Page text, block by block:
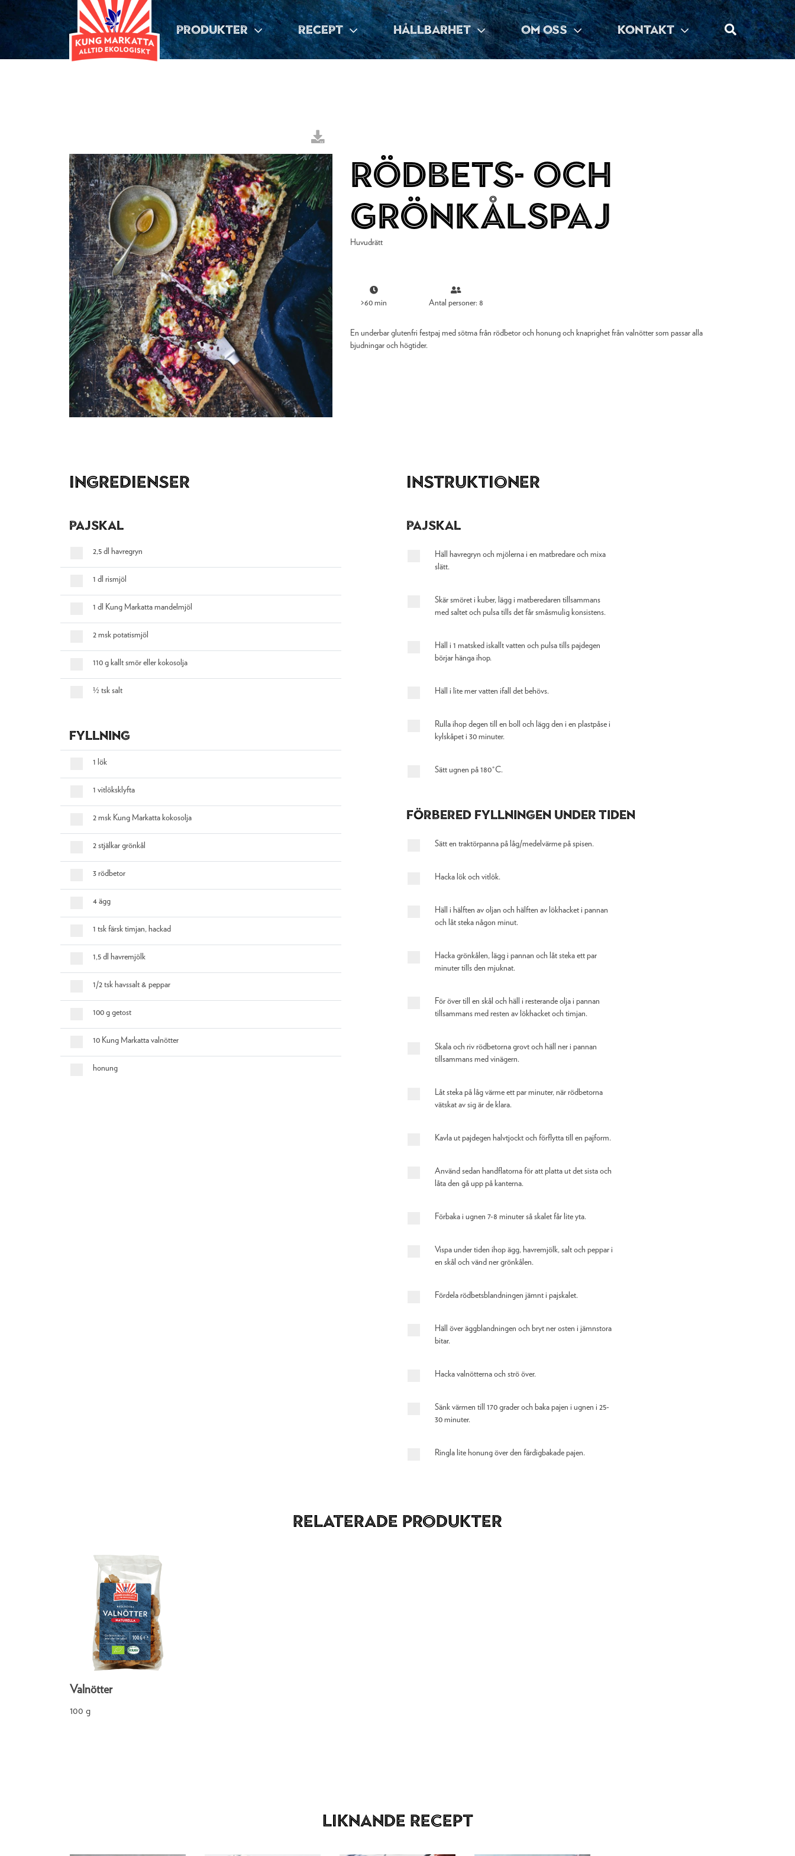
PRODUKTER RECEPT HÅLLBARHET OM OSS KONTAKT
Rödbets- och
grönkålspaj
Huvudrätt
>60 min Antal personer: 8
En underbar glutenfri festpaj med sötma från rödbetor och honung och knaprighet från valnötter som passar alla
bjudningar och högtider.
Ingredienser
Pajskal
2,5 dl havregryn
1 dl rismjöl
1 dl Kung Markatta mandelmjöl
2 msk potatismjöl
110 g kallt smör eller kokosolja
½ tsk salt
Fyllning
1 lök
1 vitlöksklyfta
2 msk Kung Markatta kokosolja
2 stjälkar grönkål
3 rödbetor
4 ägg
1 tsk färsk timjan, hackad
1,5 dl havremjölk
1/2 tsk havssalt & peppar
100 g getost
10 Kung Markatta valnötter
honung
Instruktioner
Pajskal
Häll havregryn och mjölerna i en matbredare och mixa
slätt.
Skär smöret i kuber, lägg i matberedaren tillsammans
med saltet och pulsa tills det får småsmulig konsistens.
Häll i 1 matsked iskallt vatten och pulsa tills pajdegen
börjar hänga ihop.
Häll i lite mer vatten ifall det behövs.
Rulla ihop degen till en boll och lägg den i en plastpåse i
kylskåpet i 30 minuter.
Sätt ugnen på 180°C.
Förbered fyllningen under tiden
Sätt en traktörpanna på låg/medelvärme på spisen.
Hacka lök och vitlök.
Häll i hälften av oljan och hälften av lökhacket i pannan
och låt steka någon minut.
Hacka grönkålen, lägg i pannan och låt steka ett par
minuter tills den mjuknat.
För över till en skål och häll i resterande olja i pannan
tillsammans med resten av lökhacket och timjan.
Skala och riv rödbetorna grovt och häll ner i pannan
tillsammans med vinägern.
Låt steka på låg värme ett par minuter, när rödbetorna
vätskat av sig är de klara.
Kavla ut pajdegen halvtjockt och förflytta till en pajform.
Använd sedan handflatorna för att platta ut det sista och
låta den gå upp på kanterna.
Förbaka i ugnen 7-8 minuter så skalet får lite yta.
Vispa under tiden ihop ägg, havremjölk, salt och peppar i
en skål och vänd ner grönkålen.
Fördela rödbetsblandningen jämnt i pajskalet.
Häll över äggblandningen och bryt ner osten i jämnstora
bitar.
Hacka valnötterna och strö över.
Sänk värmen till 170 grader och baka pajen i ugnen i 25-
30 minuter.
Ringla lite honung över den färdigbakade pajen.
Relaterade produkter
Valnötter
100 g
Liknande recept